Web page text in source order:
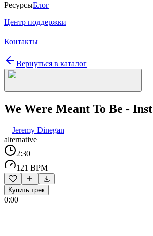
РесурсыБлог
Центр поддержки
Контакты
Вернуться в каталог
We Were Meant To Be - Inst
—Jeremy Dinegan
alternative
2:30
121 BPM
Купить трек
0:00